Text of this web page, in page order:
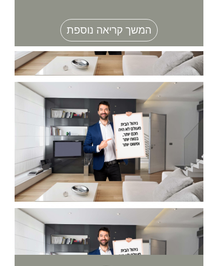
המשך קריאה נוספת